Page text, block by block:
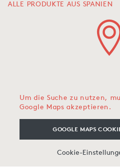
ALLE PRODUKTE AUS SPANIEN
Um die Suche zu nutzen,
Google Maps akzeptieren.
GOOGLE MAPS
Cookie-